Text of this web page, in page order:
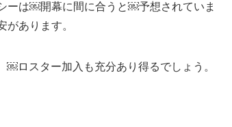
ーは￼開幕に間に合うと￼予想されていま
あります。
ロスター加入も充分あり得るでしょう。